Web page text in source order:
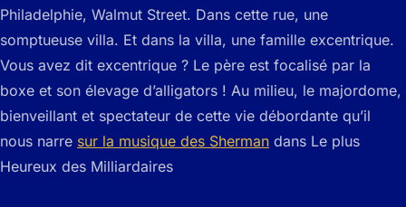
Philadelphie, Walmut Street. Dans cette rue, une
somptueuse villa. Et dans la villa, une famille excentrique.
Vous avez dit excentrique ? Le père est focalisé par la
boxe et son élevage d’alligators ! Au milieu, le majordome,
bienveillant et spectateur de cette vie débordante qu’il
nous narre sur la musique des Sherman dans Le plus
Heureux des Milliardaires